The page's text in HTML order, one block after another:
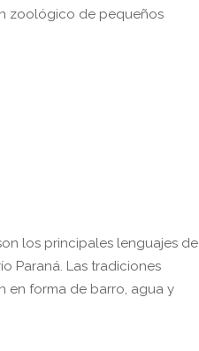
zoológico de pequeños
los principales lenguajes de
Paraná. Las tradiciones
en forma de barro, agua y